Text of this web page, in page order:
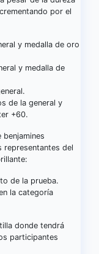
por el
y medalla de oro
y medalla de
de la general y
+60.
benjamines
representantes del
de la prueba.
la categoría
donde tendrá
participantes